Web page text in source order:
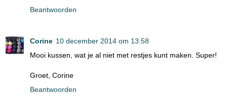
Beantwoorden
Corine 10 december 2014 om 13:58
Mooi kussen, wat je al niet met restjes kunt maken. Super!
Groet, Corine
Beantwoorden